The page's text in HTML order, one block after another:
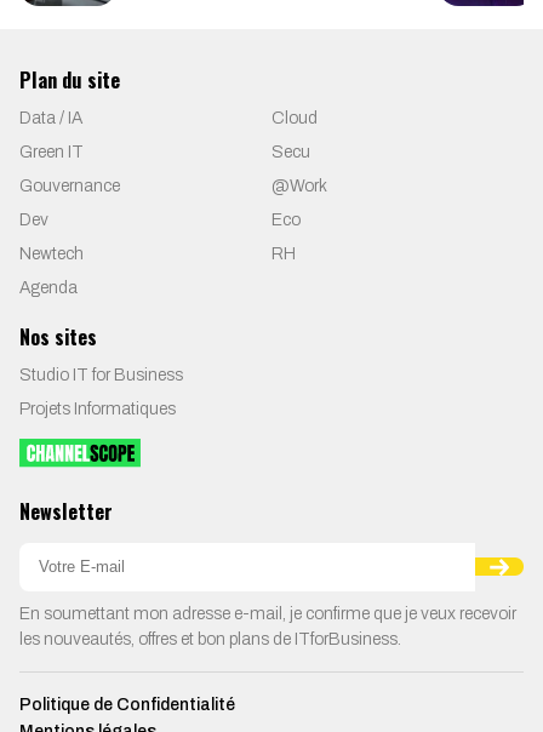
Plan du site
Data / IA
Cloud
Green IT
Secu
Gouvernance
@Work
Dev
Eco
Newtech
RH
Agenda
Nos sites
Studio IT for Business
Projets Informatiques
Newsletter
En soumettant mon adresse e-mail, je confirme que je veux recevoir
les nouveautés, offres et bon plans de ITforBusiness.
Politique de Confidentialité